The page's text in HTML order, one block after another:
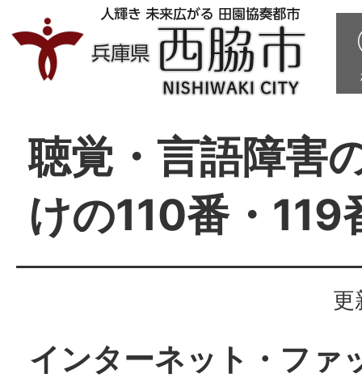
聴覚・言語障害
けの110番・119
更
インターネット・ファ